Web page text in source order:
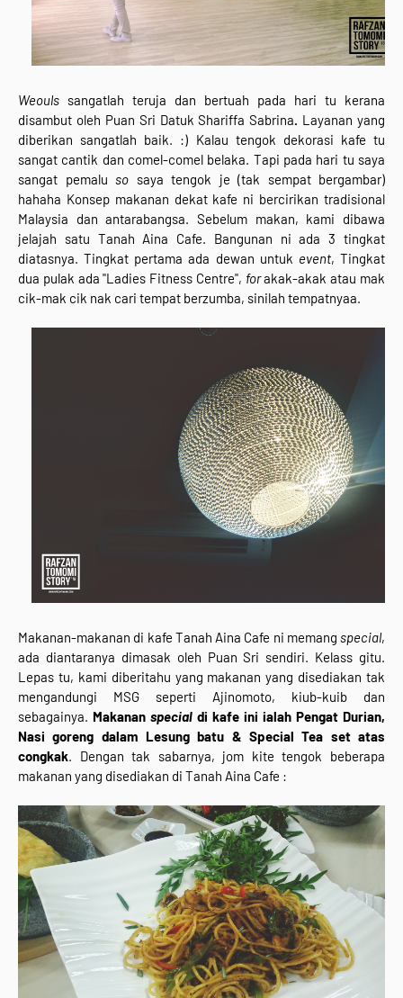
Weouls sangatlah teruja dan bertuah pada hari tu kerana
disambut oleh Puan Sri Datuk Shariffa Sabrina. Layanan yang
diberikan sangatlah baik. :) Kalau tengok dekorasi kafe tu
sangat cantik dan comel-comel belaka. Tapi pada hari tu saya
sangat pemalu so saya tengok je (tak sempat bergambar)
hahaha Konsep makanan dekat kafe ni bercirikan tradisional
Malaysia dan antarabangsa. Sebelum makan, kami dibawa
jelajah satu Tanah Aina Cafe. Bangunan ni ada 3 tingkat
diatasnya. Tingkat pertama ada dewan untuk event, Tingkat
dua pulak ada "Ladies Fitness Centre", forakak-akak atau mak
cik-mak cik nak cari tempat berzumba, sinilah tempatnyaa.
Makanan-makanan di kafe Tanah Aina Cafe ni memang special,
ada diantaranya dimasak oleh Puan Sri sendiri. Kelass gitu.
Lepas tu, kami diberitahu yang makanan yang disediakan tak
mengandungi MSG seperti Ajinomoto, kiub-kuib dan
sebagainya. Makanan special di kafe ini ialah Pengat Durian,
Nasi goreng dalam Lesung batu & Special Tea set atas
congkak. Dengan tak sabarnya, jom kite tengok beberapa
makanan yang disediakan di Tanah Aina Cafe :